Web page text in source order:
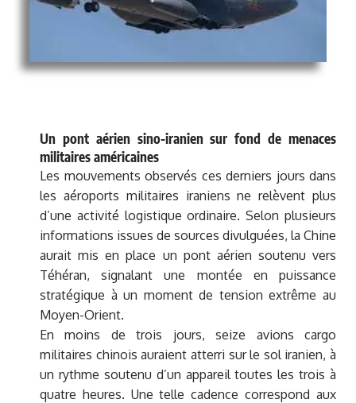
Un pont aérien sino-iranien sur fond de menaces
militaires américaines
Les mouvements observés ces derniers jours dans
les aéroports militaires iraniens ne relèvent plus
d’une activité logistique ordinaire. Selon plusieurs
informations issues de sources divulguées, la Chine
aurait mis en place un pont aérien soutenu vers
Téhéran, signalant une montée en puissance
stratégique à un moment de tension extrême au
Moyen-Orient.
En moins de trois jours, seize avions cargo
militaires chinois auraient atterri sur le sol iranien, à
un rythme soutenu d’un appareil toutes les trois à
quatre heures. Une telle cadence correspond aux